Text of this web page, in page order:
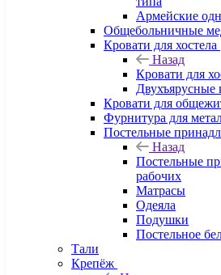
Армейские
Общебольничные
Кровати для хостела
Назад
Кровати для
Двухъярусные
Кровати для
Фурнитура для
Постельные
Назад
Постельные
рабочих
Матрасы
Одеяла
Подушки
Постельное
Тали
Крепёж